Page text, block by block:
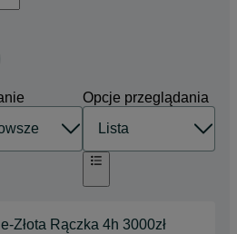
Opcje przeglądania
Złota Rączka 4h 3000zł